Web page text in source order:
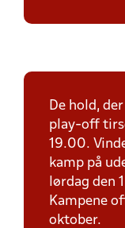
De hold,
play-off
19.00.
kamp på
lørdag den
Kampene
oktober.